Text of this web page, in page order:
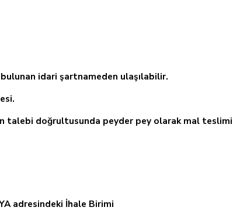
bulunan idari şartnameden ulaşılabilir.
doğrultusunda peyder pey olarak mal teslimi
adresindeki İhale Birimi